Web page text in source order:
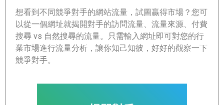
想看到不同競爭對手的網站流量，試圖贏得市場？您可
以從一個網址就揭開對手的訪問流量、流量來源、付費
搜尋 vs 自然搜尋的流量。只需輸入網址即可對您的行
業市場進行流量分析，讓你知己知彼，好好的觀察一下
競爭對手。